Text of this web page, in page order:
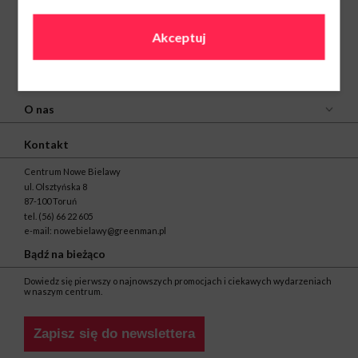
O nas
Kontakt
Centrum Nowe Bielawy
ul. Olsztyńska 8
87-100 Toruń
tel. (56) 66 22 605
e-mail: nowebielawy@greenman.pl
Bądź na bieżąco
Dowiedz się pierwszy o najnowszych promocjach i ciekawych wydarzeniach
w naszym centrum.
Zapisz się do newslettera
Akceptuj